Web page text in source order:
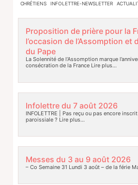
CHRÉTIENS INFOLETTRE-NEWSLETTER
Proposition de prière pour la
l’occasion de l’Assomption et
du Pape
La Solennité de l’Assomption marque
consécration de la FranceLire plus…
Infolettre du 7 août 2026
INFOLETTRE | Pas reçu ou pas encore
paroissiale ? Lire plus…
Messes du 3 au 9 août 2026
– Co Semaine 31 Lundi 3 août – de la férie